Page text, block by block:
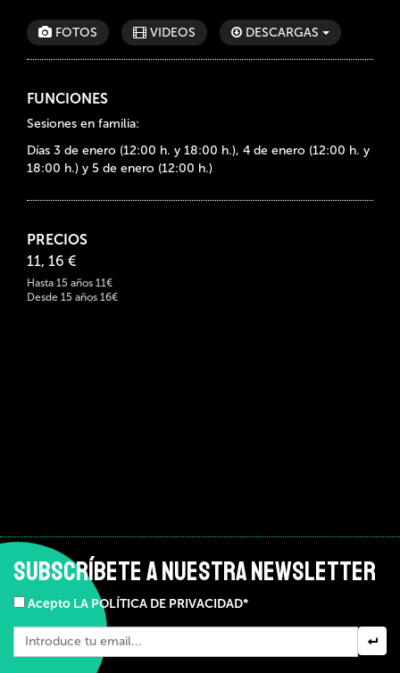
FOTOS VIDEOS DESCARGAS
FUNCIONES
Sesiones en familia:
Días 3 de enero (12:00 h. y 18:00 h.), 4 de enero (12:00 h. y
18:00 h.) y 5 de enero (12:00 h.)
PRECIOS
11, 16 €
Hasta 15 años 11€
Desde 15 años 16€
SUBSCRÍBETE A NUESTRA NEWSLETTER
Acepto LA POLÍTICA DE PRIVACIDAD*